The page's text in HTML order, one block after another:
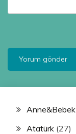
Anne&Bebek
Atatürk (27)